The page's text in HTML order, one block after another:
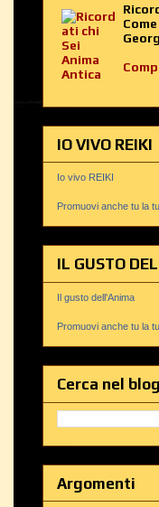
IO VIVO REIKI
Io vivo REIKI
Promuovi anche tu la
IL GUSTO
Il gusto dell'Anima
Promuovi anche tu la
Cerca nel blog
Argomenti